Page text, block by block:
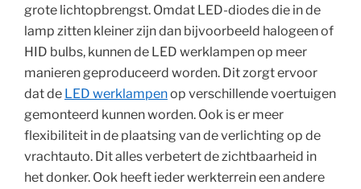
grote lichtopbrengst. Omdat LED-diodes die in de
lamp zitten kleiner zijn dan bijvoorbeeld halogeen of
HID bulbs, kunnen de LED werklampen op meer
manieren geproduceerd worden. Dit zorgt ervoor
dat de LED werklampenop verschillende voertuigen
gemonteerd kunnen worden. Ook is er meer
flexibiliteit in de plaatsing van de verlichting op de
vrachtauto. Dit alles verbetert de zichtbaarheid in
het donker. Ook heeft ieder werkterrein een andere